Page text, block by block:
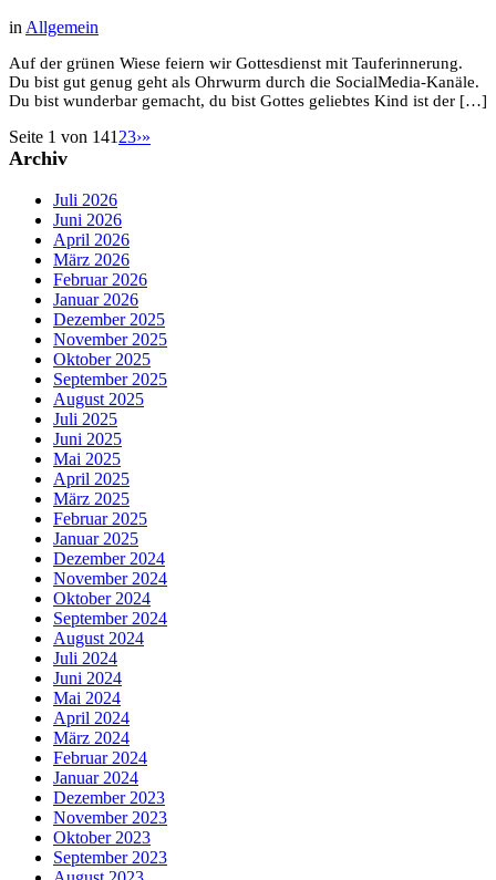
in Allgemein
Auf der grünen Wiese feiern wir Gottesdienst mit Tauferinnerung.
Du bist gut genug geht als Ohrwurm durch die SocialMedia-Kanäle.
Du bist wunderbar gemacht, du bist Gottes geliebtes Kind ist der […]
Seite 1 von 141 23›»
Archiv
Juli 2026
Juni 2026
April 2026
März 2026
Februar 2026
Januar 2026
Dezember 2025
November 2025
Oktober 2025
September 2025
August 2025
Juli 2025
Juni 2025
Mai 2025
April 2025
März 2025
Februar 2025
Januar 2025
Dezember 2024
November 2024
Oktober 2024
September 2024
August 2024
Juli 2024
Juni 2024
Mai 2024
April 2024
März 2024
Februar 2024
Januar 2024
Dezember 2023
November 2023
Oktober 2023
September 2023